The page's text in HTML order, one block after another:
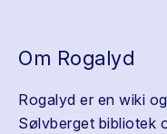
Om Rogalyd
Rogalyd er en wiki
Sølvberget bibliotek